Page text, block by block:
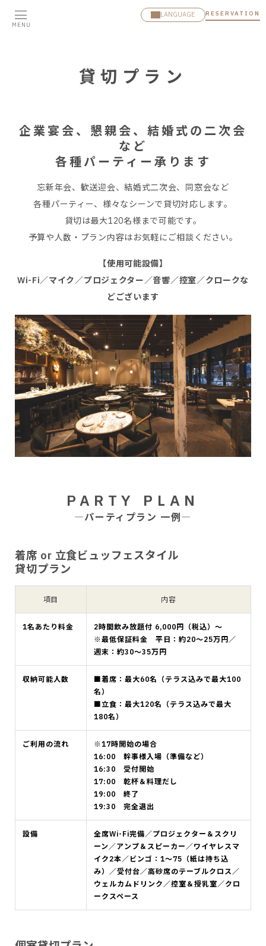
MENU
LANGUAGE RESERVATION
貸切プラン
企業宴会、懇親会、結婚式の二次会
など
各種パーティー承ります
忘新年会、歓送迎会、結婚式二次会、同窓会など
各種パーティー、様々なシーンで貸切対応します。
貸切は最大120名様まで可能です。
予算や人数・プラン内容はお気軽にご相談ください。
【使用可能設備】
Wi-Fi／マイク／プロジェクター／音響／控室／クロークな
どございます
PARTY PLAN
―パーティプラン 一例―
着席 or 立食ビュッフェスタイル
貸切プラン
項目 内容
1名あたり料金
2時間飲み放題付 6,000円（税込）～
※最低保証料金 平日：約20〜25万円／
週末：約30〜35万円
収納可能人数
■着席：最大60名（テラス込みで最大100
名）
■立食：最大120名（テラス込みで最大
180名）
ご利用の流れ
※17時開始の場合
16:00 幹事様入場（準備など）
16:30 受付開始
17:00 乾杯＆料理だし
19:00 終了
19:30 完全退出
設備
全席Wi-Fi完備／プロジェクター＆スクリ
ーン／アンプ＆スピーカー／ワイヤレスマ
イク2本／ビンゴ：1〜75（紙は持ち込
み）／受付台／高砂席のテーブルクロス／
ウェルカムドリンク／控室＆授乳室／クロ
ークスペース